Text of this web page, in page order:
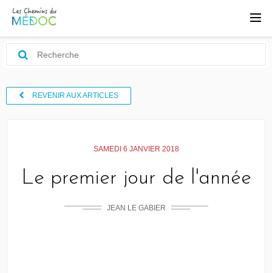
REVENIR AUX ARTICLES
SAMEDI 6 JANVIER 2018
Le premier jour de l'année
JEAN LE GABIER